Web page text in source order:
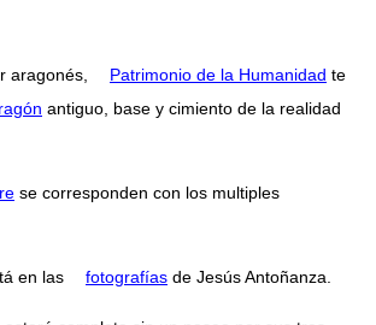
aragonés, Patrimonio de la Humanidad te
antiguo, base y cimiento de la realidad
se corresponden con los multiples
en las fotografías de Jesús Antoñanza.